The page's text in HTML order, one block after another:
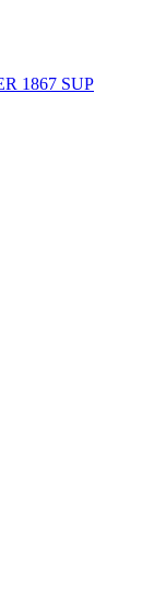
1867 SUP